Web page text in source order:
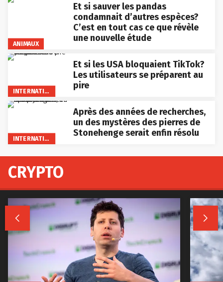
ANIMAUX
Et si sauver les pandas
condamnait d’autres espèces?
C’est en tout cas ce que révèle
une nouvelle étude
INTERNATIONAL
Et si les USA bloquaient TikTok?
Les utilisateurs se préparent au
pire
INTERNATIONAL
Après des années de recherches,
un des mystères des pierres de
Stonehenge serait enfin résolu
CRYPTO
 